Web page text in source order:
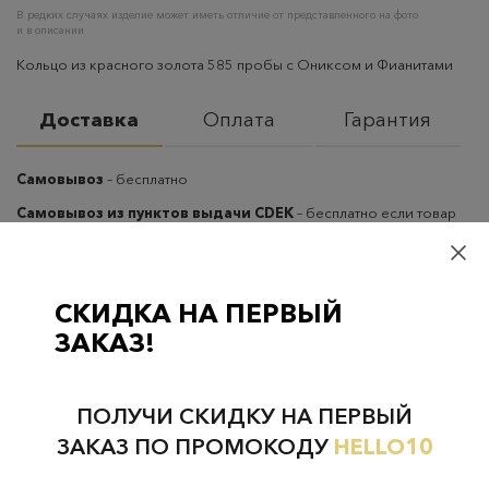
В редких случаях изделие может иметь отличие от представленного на фото
и в описании
Кольцо из красного золота 585 пробы с Ониксом и Фианитами
Доставка Оплата Гарантия
Самовывоз – бесплатно
Самовывоз из пунктов выдачи CDEK– бесплатно если товар
Проверьте наличие в магазинах
СКИДКА НА ПЕРВЫЙ
ЗАКАЗ!
ПОЛУЧИ СКИДКУ НА ПЕРВЫЙ
ЗАКАЗ ПО ПРОМОКОДУ HELLO10